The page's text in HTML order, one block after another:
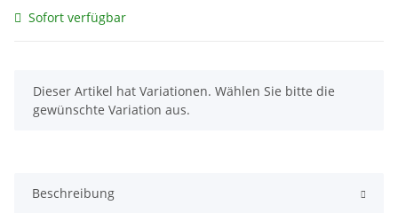
Sofort verfügbar
x
Dieser Artikel hat Variationen. Wählen Sie bitte die
gewünschte Variation aus.
Beschreibung